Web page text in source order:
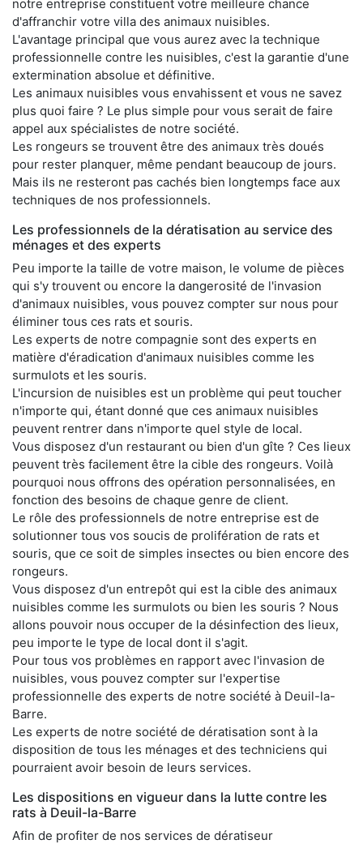
notre entreprise constituent votre meilleure chance
d'affranchir votre villa des animaux nuisibles.
L'avantage principal que vous aurez avec la technique
professionnelle contre les nuisibles, c'est la garantie d'une
extermination absolue et définitive.
Les animaux nuisibles vous envahissent et vous ne savez
plus quoi faire ? Le plus simple pour vous serait de faire
appel aux spécialistes de notre société.
Les rongeurs se trouvent être des animaux très doués
pour rester planquer, même pendant beaucoup de jours.
Mais ils ne resteront pas cachés bien longtemps face aux
techniques de nos professionnels.
Les professionnels de la dératisation au service des
ménages et des experts
Peu importe la taille de votre maison, le volume de pièces
qui s'y trouvent ou encore la dangerosité de l'invasion
d'animaux nuisibles, vous pouvez compter sur nous pour
éliminer tous ces rats et souris.
Les experts de notre compagnie sont des experts en
matière d'éradication d'animaux nuisibles comme les
surmulots et les souris.
L'incursion de nuisibles est un problème qui peut toucher
n'importe qui, étant donné que ces animaux nuisibles
peuvent rentrer dans n'importe quel style de local.
Vous disposez d'un restaurant ou bien d'un gîte ? Ces lieux
peuvent très facilement être la cible des rongeurs. Voilà
pourquoi nous offrons des opération personnalisées, en
fonction des besoins de chaque genre de client.
Le rôle des professionnels de notre entreprise est de
solutionner tous vos soucis de prolifération de rats et
souris, que ce soit de simples insectes ou bien encore des
rongeurs.
Vous disposez d'un entrepôt qui est la cible des animaux
nuisibles comme les surmulots ou bien les souris ? Nous
allons pouvoir nous occuper de la désinfection des lieux,
peu importe le type de local dont il s'agit.
Pour tous vos problèmes en rapport avec l'invasion de
nuisibles, vous pouvez compter sur l'expertise
professionnelle des experts de notre société à Deuil-la-
Barre.
Les experts de notre société de dératisation sont à la
disposition de tous les ménages et des techniciens qui
pourraient avoir besoin de leurs services.
Les dispositions en vigueur dans la lutte contre les
rats à Deuil-la-Barre
Afin de profiter de nos services de dératiseur